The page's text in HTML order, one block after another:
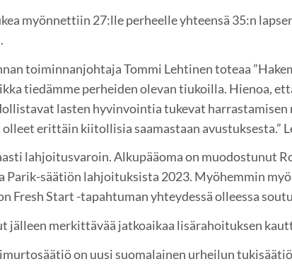
myönnettiin 27:lle perheelle yhteensä 35:n
toiminnanjohtaja Tommi Lehtinen toteaa
tiedämme perheiden olevan tiukoilla. Hienoa,
lasten hyvinvointia tukevat harrastamisen
olleet erittäin kiitollisia saamastaan avustuksesta.”
lahjoitusvaroin. Alkupääoma on muodostunut
Parik-säätiön lahjoituksista 2023. Myöhemmin
Fresh Start -tapahtuman yhteydessä olleessa
jälleen merkittävää jatkoaikaa lisärahoituksen
on uusi suomalainen urheilun